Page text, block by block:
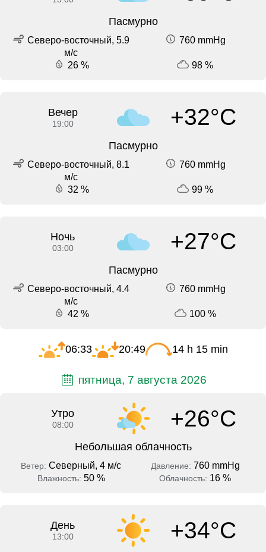
Пасмурно
Северо-восточный, 5.9
м/с
760 mmHg
26 % 98 %
Вечер
19:00 +32°C
Пасмурно
Северо-восточный, 8.1
м/с
760 mmHg
32 % 99 %
Ночь
03:00 +27°C
Пасмурно
Северо-восточный, 4.4
м/с
760 mmHg
42 % 100 %
06:33 20:49 14 h 15 min
пятница, 7 августа 2026
Утро
08:00 +26°C
Небольшая облачность
Ветер: Северный, 4 м/с Давление: 760 mmHg
Влажность: 50 % Облачность: 16 %
День
13:00 +34°C